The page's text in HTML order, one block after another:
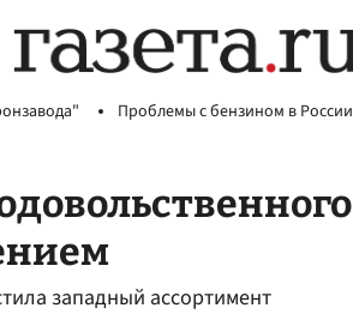
Проблемы с бензином в России
западный ассортимент